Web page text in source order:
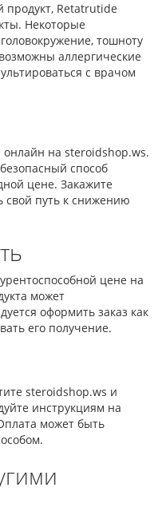
продукт, Retatrutide
Некоторые
тошноту
аллергические
с врачом
онлайн на steroidshop.ws.
способ
цене. Закажите
свой путь к снижению
цене на
может
оформить заказ как
его получение.
steroidshop.ws и
инструкциям на
может быть